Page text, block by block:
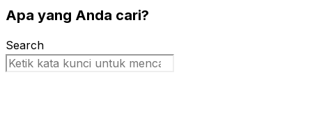
Apa yang Anda cari?
Search